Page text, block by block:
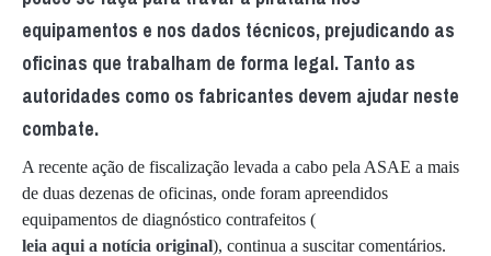
equipamentos e nos dados técnicos, prejudicando as
oficinas que trabalham de forma legal. Tanto as
autoridades como os fabricantes devem ajudar neste
combate.
A recente ação de fiscalização levada a cabo pela ASAE a mais
de duas dezenas de oficinas, onde foram apreendidos
equipamentos de diagnóstico contrafeitos (
leia aqui a notícia original), continua a suscitar comentários.